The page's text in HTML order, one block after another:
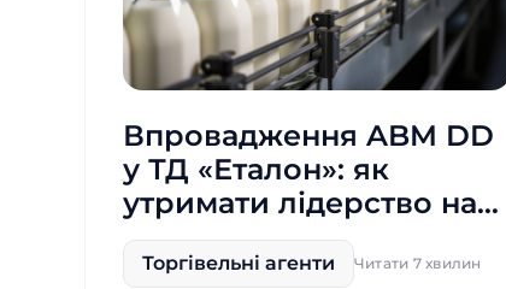
Впровадження ABM DD
у ТД «Еталон»: як
утримати лідерство на
ринку і підняти продажі
на 15%
Торгівельні агенти Читати 7 хвилин